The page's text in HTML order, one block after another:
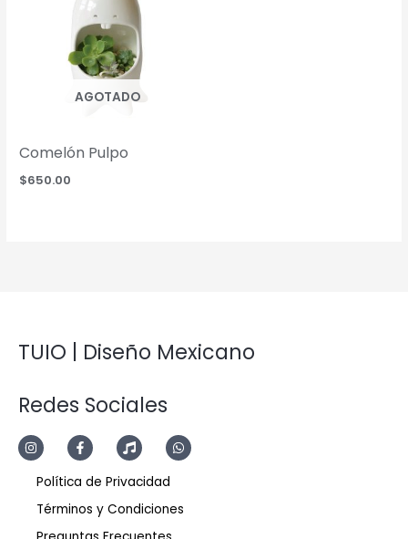
AGOTADO
Comelón Pulpo
$650.00
TUIO | Diseño Mexicano
Redes Sociales
Política de Privacidad
Términos y Condiciones